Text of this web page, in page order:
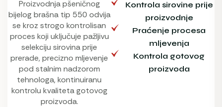
Proizvodnja pšeničnog
bijelog brašna tip 550 odvija
se kroz strogo kontrolisan
proces koji uključuje pažljivu
selekciju sirovina prije
prerade, precizno mljevenje
pod stalnim nadzorom
tehnologa, kontinuiranu
kontrolu kvaliteta gotovog
proizvoda.
Kontrola sirovine prije
proizvodnje
Praćenje procesa
mljevenja
Kontrola gotovog
proizvoda